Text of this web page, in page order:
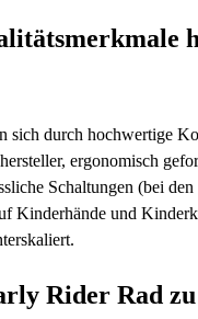
sich durch hochwertige
ergonomisch
Schaltungen (bei
Kinderhände und
Rider Rad